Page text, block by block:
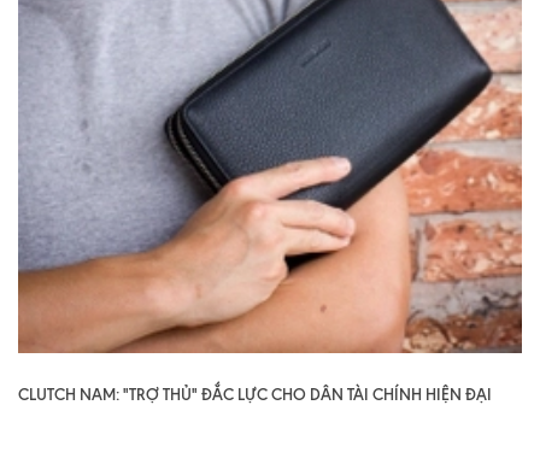
CLUTCH NAM: "TRỢ THỦ" ĐẮC LỰC CHO DÂN TÀI CHÍNH HIỆN ĐẠI